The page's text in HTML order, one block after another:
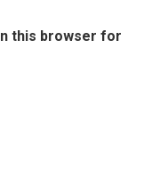
this browser for